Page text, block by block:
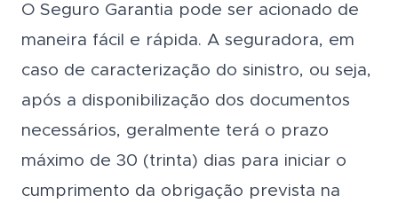
O Seguro Garantia pode ser acionado de
maneira fácil e rápida. A seguradora, em
caso de caracterização do sinistro, ou seja,
após a disponibilização dos documentos
necessários, geralmente terá o prazo
máximo de 30 (trinta) dias para iniciar o
cumprimento da obrigação prevista na